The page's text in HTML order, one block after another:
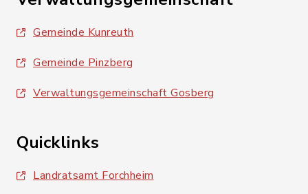
Gemeinde Kunreuth
Gemeinde Pinzberg
Verwaltungsgemeinschaft Gosberg
Quicklinks
Landratsamt Forchheim